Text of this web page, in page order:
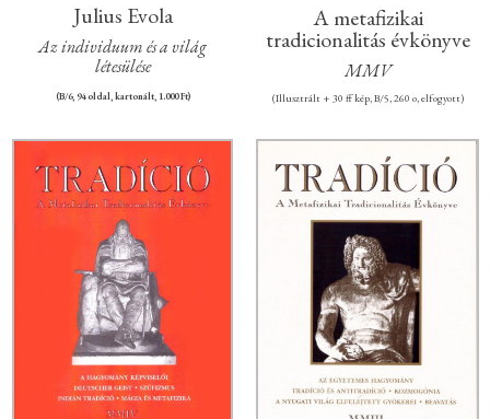
Julius Evola
Az individuum és a világ
létesülése
(B/6, 94 oldal, kartonált, 1.000 Ft)
A metafizikai
tradicionalitás évkönyve
MMV
(Illusztrált + 30 ff kép, B/5, 260 o, elfogyott)